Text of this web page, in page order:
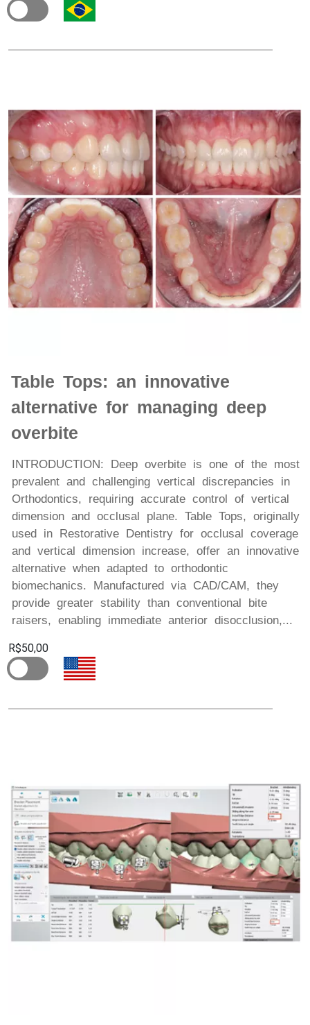
Table Tops: an innovative
alternative for managing deep
overbite
INTRODUCTION: Deep overbite is one of the most
prevalent and challenging vertical discrepancies in
Orthodontics, requiring accurate control of vertical
dimension and occlusal plane. Table Tops, originally
used in Restorative Dentistry for occlusal coverage
and vertical dimension increase, offer an innovative
alternative when adapted to orthodontic
biomechanics. Manufactured via CAD/CAM, they
provide greater stability than conventional bite
raisers, enabling immediate anterior disocclusion,...
R$50,00